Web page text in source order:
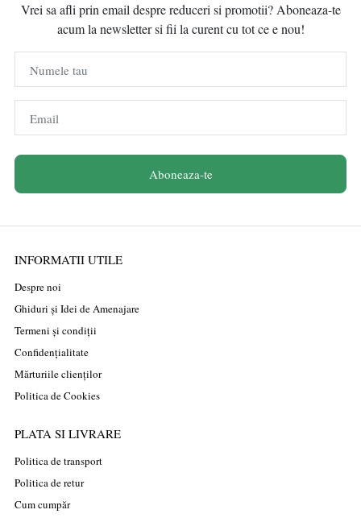
Vrei sa afli prin email despre reduceri si promotii? Aboneaza-te
acum la newsletter si fii la curent cu tot ce e nou!
Numele tau
Email
Aboneaza-te
INFORMATII UTILE
Despre noi
Ghiduri și Idei de Amenajare
Termeni și condiții
Confidențialitate
Mărturiile clienților
Politica de Cookies
PLATA SI LIVRARE
Politica de transport
Politica de retur
Cum cumpăr